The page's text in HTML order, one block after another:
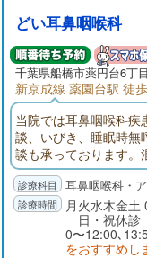
どい耳鼻咽喉科
千葉県船橋市薬円台6丁
新京成線 薬園台駅 徒
当院では耳鼻咽喉科疾
談、いびき、睡眠時無
談も承っております。
っております。待ち時
うこともできます
耳鼻咽喉科・
月火水木金
日・祝休診
0〜12:00､
をおすすめし